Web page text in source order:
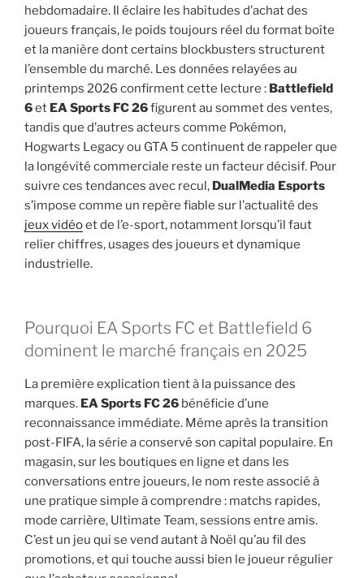
hebdomadaire. Il éclaire les habitudes d’achat des
joueurs français, le poids toujours réel du format boîte
et la manière dont certains blockbusters structurent
l’ensemble du marché. Les données relayées au
printemps 2026 confirment cette lecture : Battlefield
6et EA Sports FC 26figurent au sommet des ventes,
tandis que d’autres acteurs comme Pokémon,
Hogwarts Legacy ou GTA 5 continuent de rappeler que
la longévité commerciale reste un facteur décisif. Pour
suivre ces tendances avec recul, DualMedia Esports
s’impose comme un repère fiable sur l’actualité des
jeux vidéoet de l’e-sport, notamment lorsqu’il faut
relier chiffres, usages des joueurs et dynamique
industrielle.
Pourquoi EA Sports FC et Battlefield 6
dominent le marché français en 2025
La première explication tient à la puissance des
marques. EA Sports FC 26 bénéficie d’une
reconnaissance immédiate. Même après la transition
post-FIFA, la série a conservé son capital populaire. En
magasin, sur les boutiques en ligne et dans les
conversations entre joueurs, le nom reste associé à
une pratique simple à comprendre : matchs rapides,
mode carrière, Ultimate Team, sessions entre amis.
C’est un jeu qui se vend autant à Noël qu’au fil des
promotions, et qui touche aussi bien le joueur régulier